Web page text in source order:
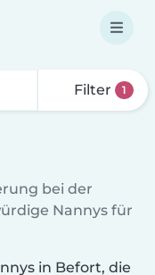
Filter 1
bei der
Nannys für
in Befort, die